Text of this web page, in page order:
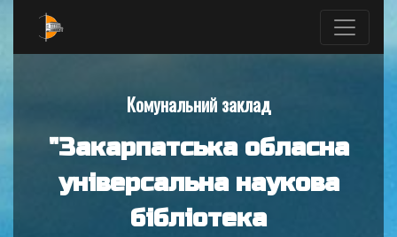
Комунальний заклад
"Закарпатська обласна
універсальна наукова
бібліотека